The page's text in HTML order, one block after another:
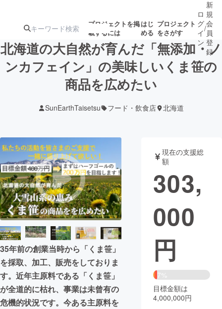
プロジェクトを掲
載するには
はじ
める
プロジェクト
をさがす
注目のリ 注目の新着プロ
ジェクト
募集終了が近いプ
テクノロジー・ガジェット
映像・映画 書籍・雑誌
ビジネス・起業 チャレンジ
まちづくり・地域活性化
CAMPFIRE for Social Good
CAMPFIRE Creation
CAMPFIREふるさと納税machi-ya コミュニティ
ロ
グ
イ
ン
/
新
規
会
員
登
録
北海道の大自然が育んだ「無添加・ノ
ンカフェイン」の美味しいくま笹の
商品を広めたい
SunEarthTaisetsu フード・飲食店 北海道
35年前の創業当時から「くま笹」
を採取、加工、販売をしておりま
す。近年主原料である「くま笹」
が全道的に枯れ、事業は未曾有の
危機的状況です。今ある主原料を
現在の支援総
額
303,
000
円
7%
目標金額は
4,000,000円